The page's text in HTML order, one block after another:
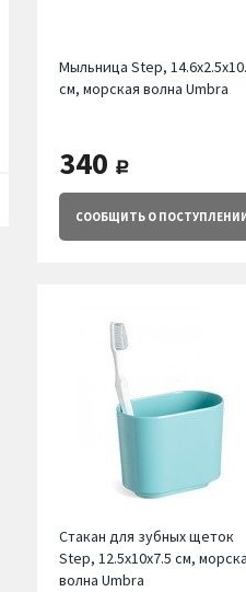
Мыльница Step,
см, морская волна Umbra
340 руб.
СООБЩИТЬ О
Стакан для зубных щеток
Step, 12.5х10х7.5 см,
волна Umbra